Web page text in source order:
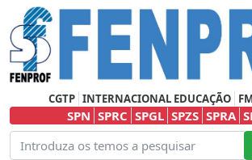
CGTP INTERNACIONAL EDUCAÇÃO
SPN SPRC SPGL SPZS SPRA